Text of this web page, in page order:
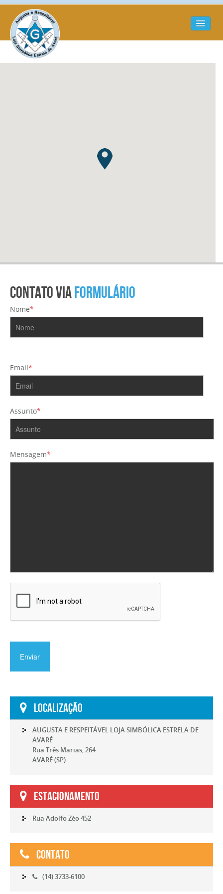
HOME
Contato viaFormulário
Nome*
Email*
Assunto*
Mensagem*
Localização
AUGUSTA E RESPEITÁVEL LOJA SIMBÓLICA ESTRELA DE
AVARÉ
Rua Três Marias, 264
AVARÉ (SP)
Estacionamento
Rua Adolfo Zéo 452
Contato
(14) 3733-6100